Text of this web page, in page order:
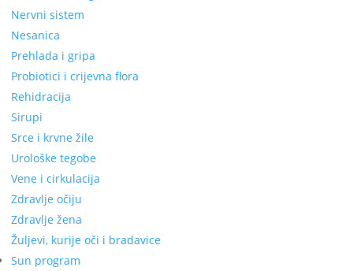
Nervni sistem
Nesanica
Prehlada i gripa
Probiotici i crijevna flora
Rehidracija
Sirupi
Srce i krvne žile
Urološke tegobe
Vene i cirkulacija
Zdravlje očiju
Zdravlje žena
Žuljevi, kurije oči i bradavice
Sun program